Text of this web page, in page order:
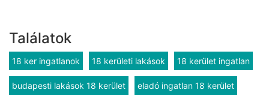
Találatok
18 ker ingatlanok 18 kerületi lakások 18 kerület ingatlan
budapesti lakások 18 kerület eladó ingatlan 18 kerület